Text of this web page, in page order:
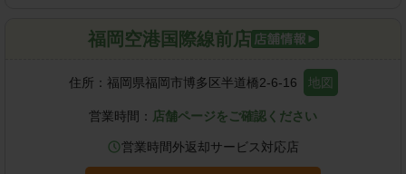
福岡空港国際線前店
住所： 福岡県福岡市博多区半道橋2-6-16 地図
営業時間： 店舗ページをご確認ください
営業時間外返却サービス対応店